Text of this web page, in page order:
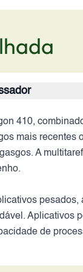
410,
mais recentes
A
Aplicativos
de